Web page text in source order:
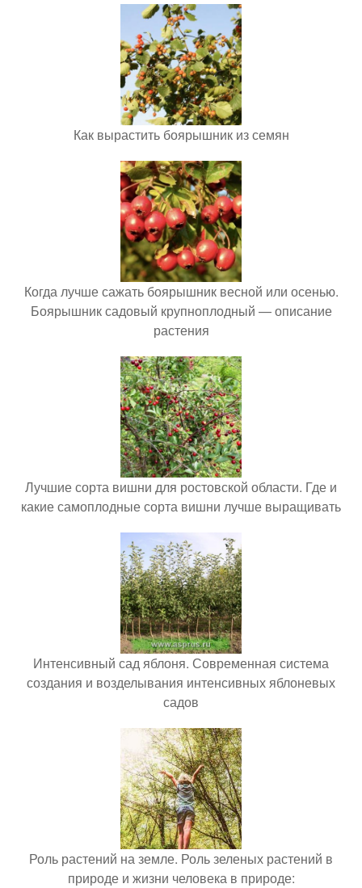
Как вырастить боярышник из семян
Когда лучше сажать боярышник весной или осенью.
Боярышник садовый крупноплодный — описание
растения
Лучшие сорта вишни для ростовской области. Где и
какие самоплодные сорта вишни лучше выращивать
Интенсивный сад яблоня. Современная система
создания и возделывания интенсивных яблоневых
садов
Роль растений на земле. Роль зеленых растений в
природе и жизни человека в природе: